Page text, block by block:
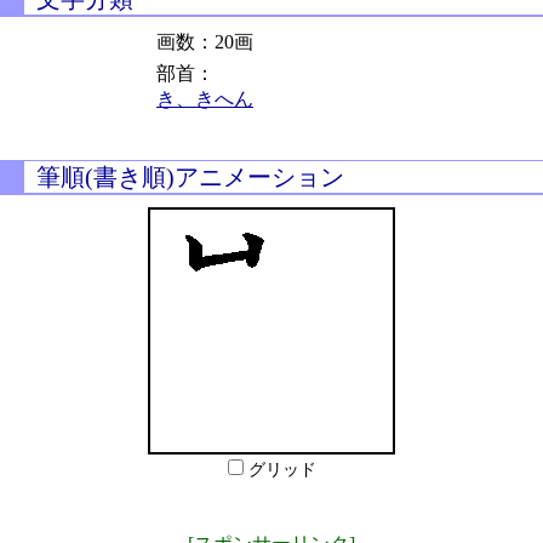
画数：20画
部首：
き、きへん
筆順(書き順)アニメーション
グリッド